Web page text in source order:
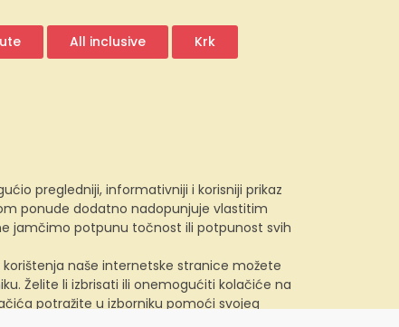
All inclusive Krk
pregledniji, informativniji i korisniji prikaz
ponude dodatno nadopunjuje vlastitim
jamčimo potpunu točnost ili potpunost svih
naše internetske stranice možete
Želite li izbrisati ili onemogućiti kolačiće na
potražite u izborniku pomoći svojeg